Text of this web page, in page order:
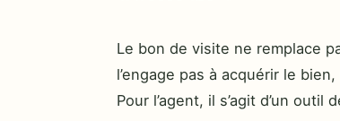
Le bon de visite ne remplace
l’engage pas à acquérir le
Pour l’agent, il s’agit d’un